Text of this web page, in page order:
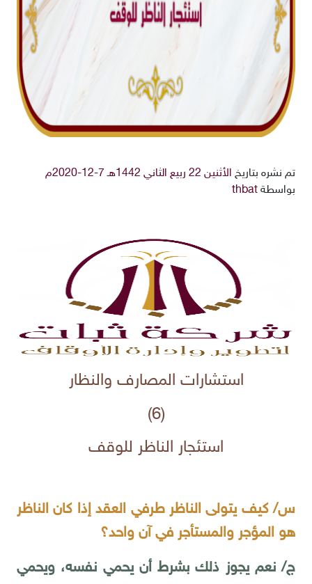
تم نشره بتاريخ الأثنين 22 ربيع الثاني 1442هـ 7-12-2020م
بواسطة thbat
استشارات المصارف والنظار
(6)
استئجار الناظر للوقف
س/ كيف يتولى الناظر طرفي العقد إذا كان الناظر
هو المؤجر والمستأجر في آن واحد؟
ج/ نعم يجوز ذلك بشرط أن يحمي نفسه، ويحمي